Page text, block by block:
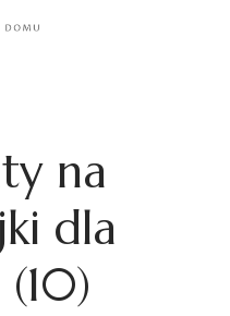
na
dla